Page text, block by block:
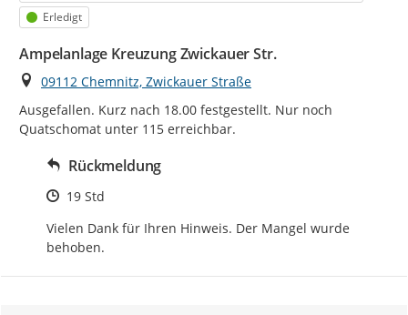
Status
Erledigt
Ampelanlage Kreuzung Zwickauer Str.
Ort
09112 Chemnitz, Zwickauer Straße
Ausgefallen. Kurz nach 18.00 festgestellt. Nur noch
Quatschomat unter 115 erreichbar.
Rückmeldung
Zeitpunkt des Erstellens
19 Std
Vielen Dank für Ihren Hinweis. Der Mangel wurde
behoben.